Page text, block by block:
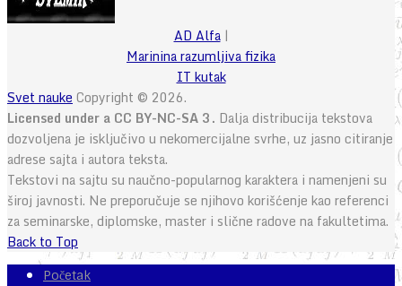
AD Alfa|
Marinina razumljiva fizika
IT kutak
Svet nauke Copyright © 2026.
Licensed under a CC BY-NC-SA 3. Dalja distribucija tekstova
dozvoljena je isključivo u nekomercijalne svrhe, uz jasno citiranje
adrese sajta i autora teksta.
Tekstovi na sajtu su naučno-popularnog karaktera i namenjeni su
široj javnosti. Ne preporučuje se njihovo korišćenje kao referenci
za seminarske, diplomske, master i slične radove na fakultetima.
Back to Top
Početak